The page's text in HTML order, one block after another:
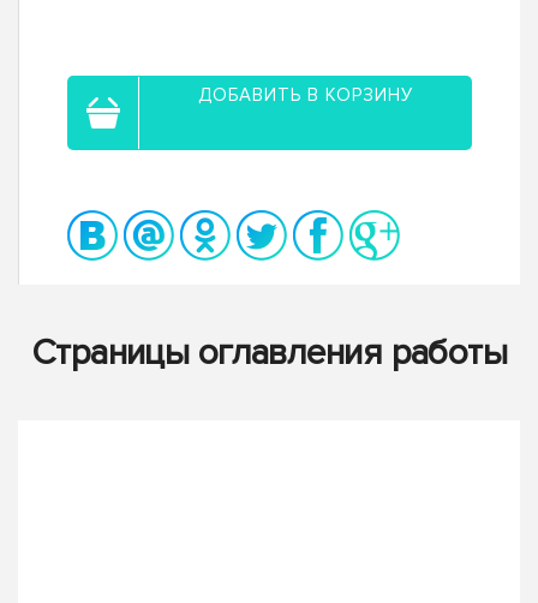
ДОБАВИТЬ В КОРЗИНУ
Страницы оглавления работы